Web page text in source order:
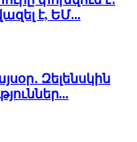
է, ԵՄ...
Զելենսկին